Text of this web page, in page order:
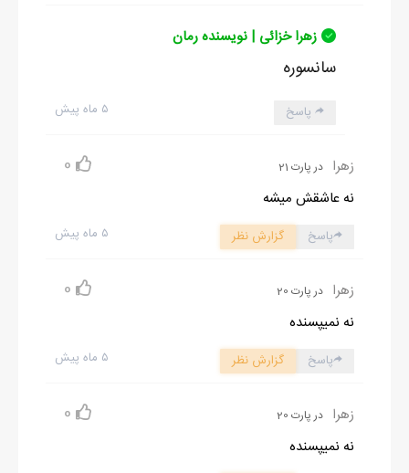
زهرا خزائی | نویسنده رمان
سانسوره
۵ ماه پیش پاسخ
زهرا در پارت 21 0
نه عاشقش میشه
۵ ماه پیش پاسخ گزارش نظر
زهرا در پارت 20 0
نه نمیپسنده
۵ ماه پیش پاسخ گزارش نظر
زهرا در پارت 20 0
نه نمیپسنده